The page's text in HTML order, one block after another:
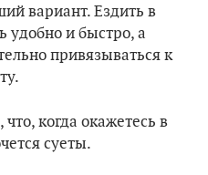
вариант. Ездить в
удобно и быстро, а
привязываться к
когда окажетесь в
суеты.